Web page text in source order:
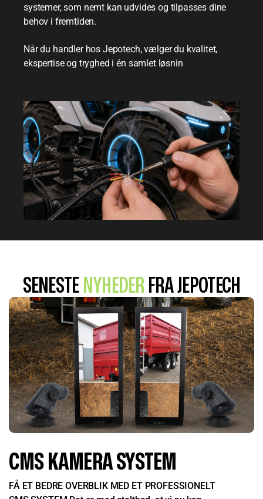
systemer, som nemt kan udvides og tilpasses dine
behov i fremtiden.
Når du handler hos Jepotech, vælger du kvalitet,
ekspertise og tryghed i én samlet løsnin
SENESTE NYHEDER FRA JEPOTECH
CMS KAMERA SYSTEM
FÅ ET BEDRE OVERBLIK MED ET PROFESSIONELT